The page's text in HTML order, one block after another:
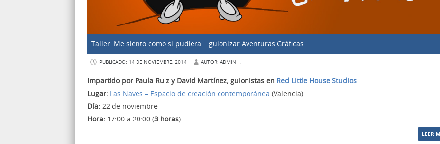
Taller: Me siento como si pudiera… guionizar Aventuras Gráficas
PUBLICADO: 14 DE NOVIEMBRE, 2014 AUTOR: ADMIN .
Impartido por Paula Ruiz y David Martínez, guionistas en Red Little House Studios.
Lugar: Las Naves – Espacio de creación contemporánea (Valencia)
Día: 22 de noviembre
Hora: 17:00 a 20:00 (3 horas)
LEER